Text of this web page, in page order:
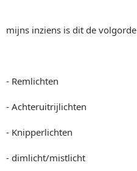
mijns inziens is dit de volgorde
- Remlichten
- Achteruitrijlichten
- Knipperlichten
- dimlicht/mistlicht